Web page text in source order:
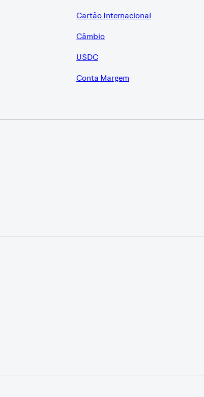
Cartão Internacional
Câmbio
USDC
Conta Margem